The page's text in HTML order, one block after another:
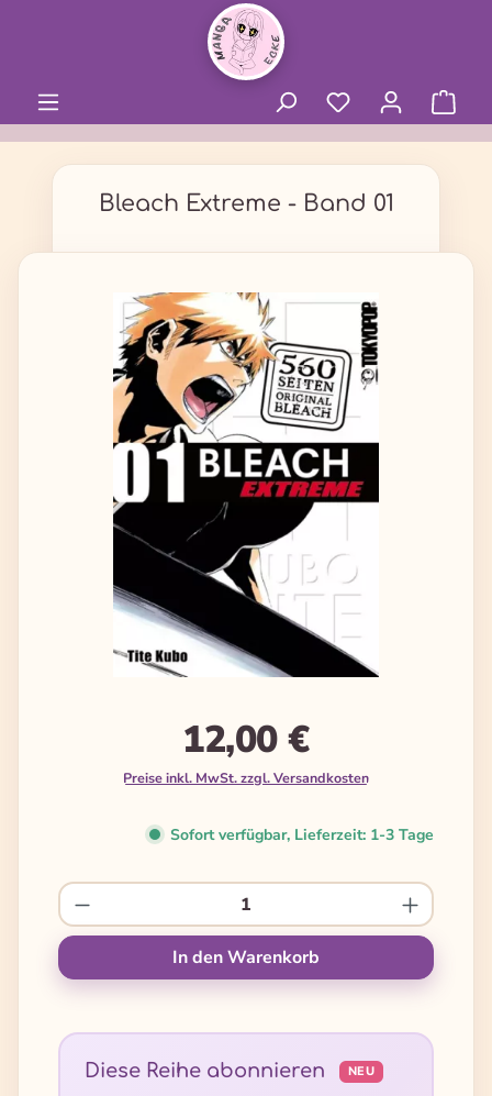
Bleach Extreme - Band 01
Bildergalerie überspringen
12,00 €
Preise inkl. MwSt. zzgl. Versandkosten
Sofort verfügbar, Lieferzeit: 1-3 Tage
Produkt Anzahl: Gib den gewünschten
In den Warenkorb
Diese Reihe abonnieren NEU